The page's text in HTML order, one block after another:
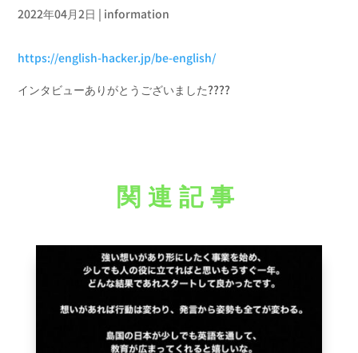
2022年04月2日 | information
https://english-hacker.jp/be-english/
インタビューありがとうございました????
関連記事